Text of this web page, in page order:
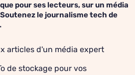
pour ses lecteurs, sur un média
le journalisme tech de
articles d'un média expert
de stockage pour vos